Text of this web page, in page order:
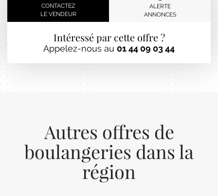
CONTACTEZ
LE VENDEUR
ALERTE
ANNONCES
Intéressé par cette offre ?
Appelez-nous au 01 44 09 03 44
Autres offres de
boulangeries dans la
région